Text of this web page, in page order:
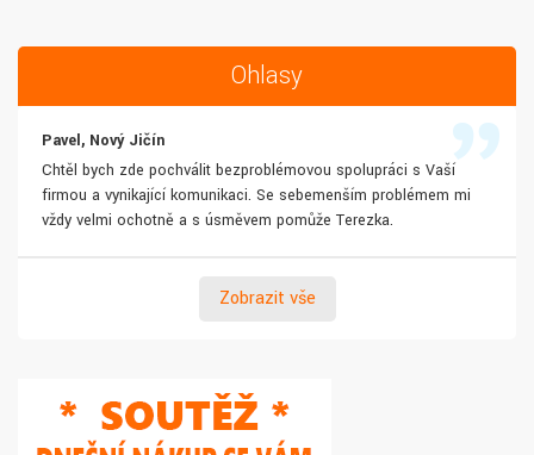
Ohlasy
Pavel, Nový Jičín
Chtěl bych zde pochválit bezproblémovou spolupráci s Vaší
firmou a vynikající komunikaci. Se sebemenším problémem mi
vždy velmi ochotně a s úsměvem pomůže Terezka.
Zobrazit vše